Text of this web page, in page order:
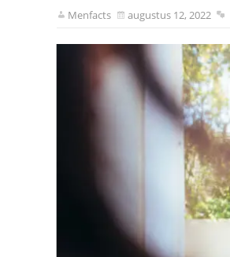
Menfacts augustus 12, 2022